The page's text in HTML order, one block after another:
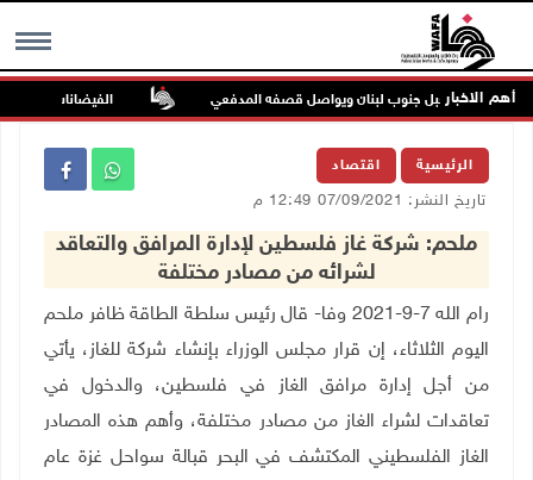
MENU أهم الاخبار
بلدة ميس الجبل جنوب لبنان ويواصل قصفه المدفعي الفيضانات في ولاية
الرئيسية اقتصاد
تاريخ النشر: 07/09/2021 12:49 م
ملحم: شركة غاز فلسطين لإدارة المرافق والتعاقد
لشرائه من مصادر مختلفة
رام الله 7-9-2021 وفا- قال رئيس سلطة الطاقة ظافر ملحم
اليوم الثلاثاء، إن قرار مجلس الوزراء بإنشاء شركة للغاز، يأتي
من أجل إدارة مرافق الغاز في فلسطين، والدخول في
تعاقدات لشراء الغاز من مصادر مختلفة، وأهم هذه المصادر
الغاز الفلسطيني المكتشف في البحر قبالة سواحل غزة عام